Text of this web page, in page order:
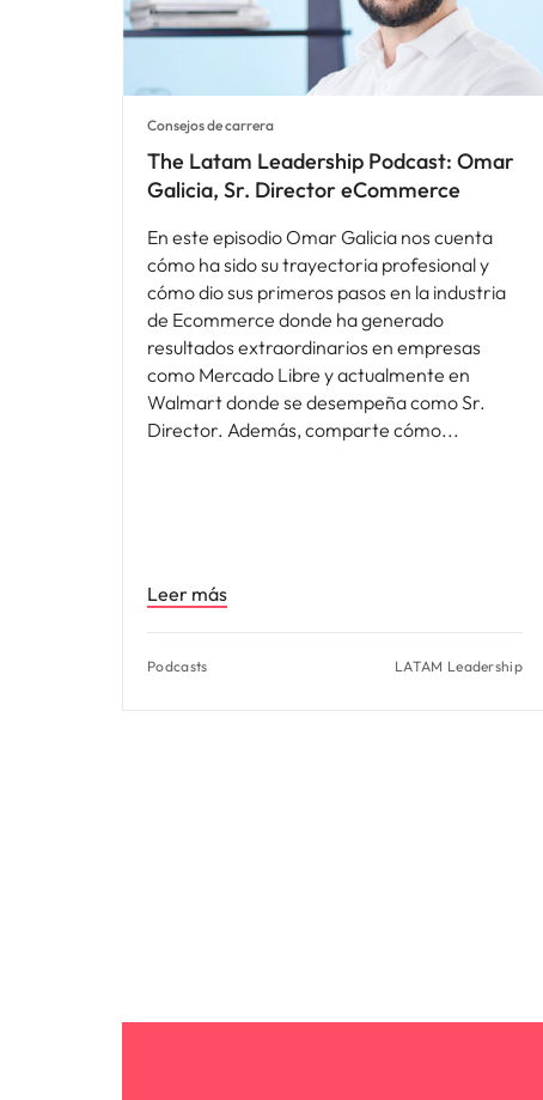
Consejos de carrera
The Latam Leadership Podcast: Omar
Galicia, Sr. Director eCommerce
En este episodio Omar Galicia nos cuenta
cómo ha sido su trayectoria profesional y
cómo dio sus primeros pasos en la industria
de Ecommerce donde ha generado
resultados extraordinarios en empresas
como Mercado Libre y actualmente en
Walmart donde se desempeña como Sr.
Director. Además, comparte cómo
Leer más
Podcasts LATAM Leadership